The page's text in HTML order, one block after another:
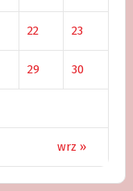
wrz »
22 23
29 30